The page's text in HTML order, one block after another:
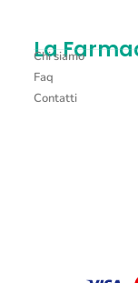
La
Chi siamo
Faq
Contatti